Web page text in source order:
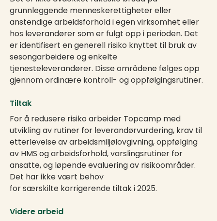
grunnleggende menneskerettigheter eller
anstendige arbeidsforhold i egen virksomhet eller
hos leverandører som er fulgt opp i perioden. Det
er identifisert en generell risiko knyttet til bruk av
sesongarbeidere og enkelte
tjenesteleverandører. Disse områdene følges opp
gjennom ordinære kontroll- og oppfølgingsrutiner.
Tiltak
For å redusere risiko arbeider Topcamp med
utvikling av rutiner for leverandørvurdering, krav til
etterlevelse av arbeidsmiljølovgivning, oppfølging
av HMS og arbeidsforhold, varslingsrutiner for
ansatte, og løpende evaluering av risikoområder.
Det har ikke vært behov
for særskilte korrigerende tiltak i 2025.
Videre arbeid